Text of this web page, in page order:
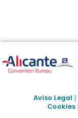
Aviso Legal
Cookies